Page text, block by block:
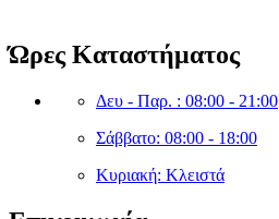
Ώρες Καταστήματος
Δευ - Παρ. : 08:00 - 21:00
Σάββατο: 08:00 - 18:00
Κυριακή: Κλειστά